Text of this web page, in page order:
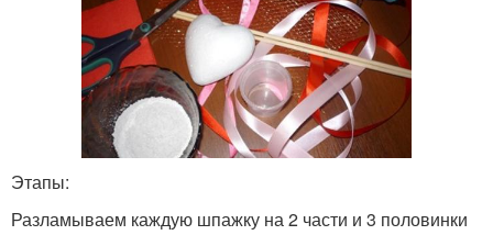
Этапы:
Разламываем каждую шпажку на 2 части и 3 половинки